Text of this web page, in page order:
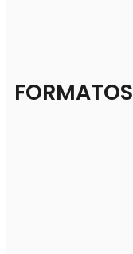
FORMATOS